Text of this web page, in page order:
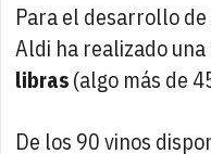
Para el desarrollo
Aldi ha realizado
libras(algo más de
De los 90 vinos